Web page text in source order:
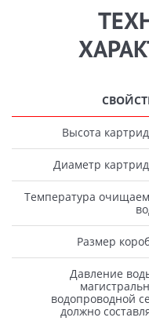
Высота
Диаметр
Температура
Размер
Давление
водопроводной
должно